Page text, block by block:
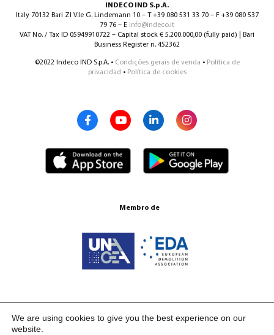
INDECO IND S.p.A.
Italy 70132 Bari ZI V.le G. Lindemann 10 – T +39 080 531 33 70 – F +39 080 537
79 76 – E info@indeco.it
VAT No. / Tax ID 05949910722 – Capital stock € 5.200.000,00 (fully paid) | Bari
Business Register n. 452362
©2022 Indeco IND S.p.A. • Condições gerais de venda • Política de
privacidad • Política de cookies
Membro de
We are using cookies to give you the best experience on our
website.